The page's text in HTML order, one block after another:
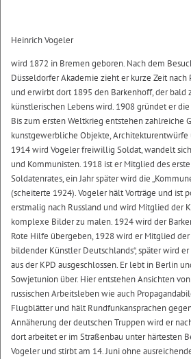
Heinrich Vogeler
wird 1872 in Bremen geboren. Nach dem
Düsseldorfer Akademie zieht er kurze Zeit nach
und erwirbt dort 1895 den Barkenhoff, der
künstlerischen Lebens wird. 1908 gründet er
Bis zum ersten Weltkrieg entstehen zahlreiche
kunstgewerbliche Objekte,
1914 wird Vogeler freiwillig Soldat, wandelt
und Kommunisten. 1918 ist er Mitglied des
Soldatenrates, ein Jahr später wird die
(scheiterte 1924). Vogeler hält Vorträge und ist
erstmalig nach Russland und wird Mitglied der
komplexe Bilder zu malen. 1924 wird der
Rote Hilfe übergeben, 1928 wird er Mitglied
bildender Künstler Deutschlands“, später wird
aus der KPD ausgeschlossen. Er lebt in Berlin
Sowjetunion über. Hier entstehen Ansichten
russischen Arbeitsleben wie auch
Flugblätter und hält Rundfunkansprachen
Annäherung der deutschen Truppen wird er
dort arbeitet er im Straßenbau unter härtesten
Vogeler und stirbt am 14. Juni ohne